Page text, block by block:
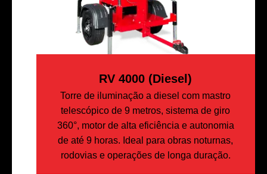
RV 4000 (diesel)
Torre de iluminação a diesel com mastro
telescópico de 9 metros, sistema de giro
360°, motor de alta eficiência e autonomia
de até 9 horas. Ideal para obras noturnas,
rodovias e operações de longa duração.